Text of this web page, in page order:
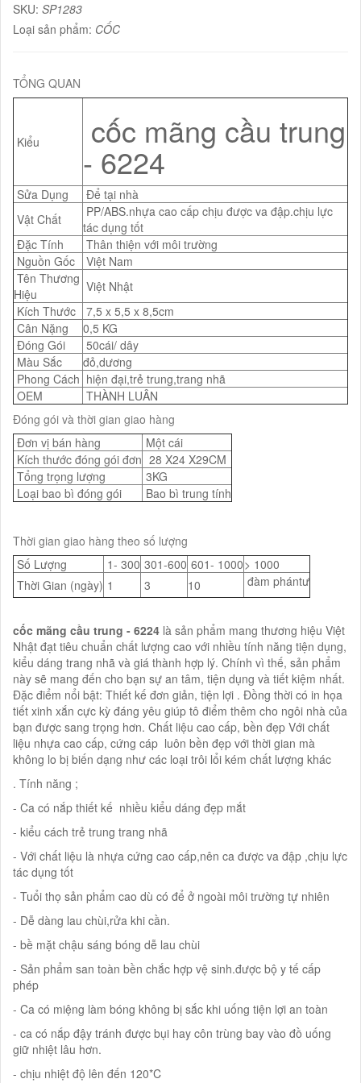
SKU: SP1283
Loại sản phẩm: CỐC
TỔNG QUAN
Kiểu cốc mãng cầu trung
- 6224
Sửa Dụng
Để tại nhà
Vật Chất
PP/ABS.nhựa cao cấp chịu được va đập.chịu lực
tác dụng tốt
Đặc Tính
Thân thiện với môi trường
Nguồn Gốc
Việt Nam
Tên Thương
Hiệu
Việt Nhật
Kích Thước
7,5 x 5,5 x 8,5cm
Cân Nặng
0,5 KG
Đóng Gói
50cái/ dây
Màu Sắc
đỏ,dương
Phong Cách hiện đại,trẻ trung,trang nhã
OEM
THÀNH LUÂN
Đóng gói và thời gian giao hàng
Đơn vị bán hàng
Một cái
Kích thước đóng gói đơn 28 X24 X29CM
Tổng trọng lượng
3KG
Loại bao bì đóng gói
Bao bì trung tính
Thời gian giao hàng theo số lượng
Số Lượng
1- 300 301-600 601- 1000> 1000
Thời Gian (ngày) 1 3 10 đàm phántư
cốc mãng cầu trung - 6224 là sản phẩm mang thương hiệu Việt
Nhật đạt tiêu chuẩn chất lượng cao với nhiều tính năng tiện dụng,
kiểu dáng trang nhã và giá thành hợp lý. Chính vì thế, sản phẩm
này sẽ mang đến cho bạn sự an tâm, tiện dụng và tiết kiệm nhất.
Đặc điểm nổi bật: Thiết kế đơn giản, tiện lợi . Đồng thời có in họa
tiết xinh xắn cực kỳ đáng yêu giúp tô điểm thêm cho ngôi nhà của
bạn được sang trọng hơn. Chất liệu cao cấp, bền đẹp Với chất
liệu nhựa cao cấp, cứng cáp luôn bền đẹp với thời gian mà
không lo bị biến dạng như các loại trôi lổi kém chất lượng khác
. Tính năng ;
- Ca có nắp thiết kế nhiều kiểu dáng đẹp mắt
- kiểu cách trẻ trung trang nhã
- Với chất liệu là nhựa cứng cao cấp,nên ca được va đập ,chịu lực
tác dụng tốt
- Tuổi thọ sản phẩm cao dù có để ở ngoài môi trường tự nhiên
- Dễ dàng lau chùi,rửa khi cần.
- bề mặt chậu sáng bóng dễ lau chùi
- Sản phẩm san toàn bền chắc hợp vệ sinh.được bộ y tế cấp
phép
- Ca có miệng làm bóng không bị sắc khi uống tiện lợi an toàn
- ca có nắp đậy tránh được bụi hay côn trùng bay vào đồ uống
giữ nhiệt lâu hơn.
- chịu nhiệt độ lên đến 120*C